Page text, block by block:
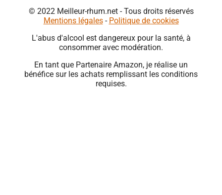
© 2022 Meilleur-rhum.net - Tous droits réservés
Mentions légales- Politique de cookies
L'abus d'alcool est dangereux pour la santé, à
consommer avec modération.
En tant que Partenaire Amazon, je réalise un
bénéfice sur les achats remplissant les conditions
requises.